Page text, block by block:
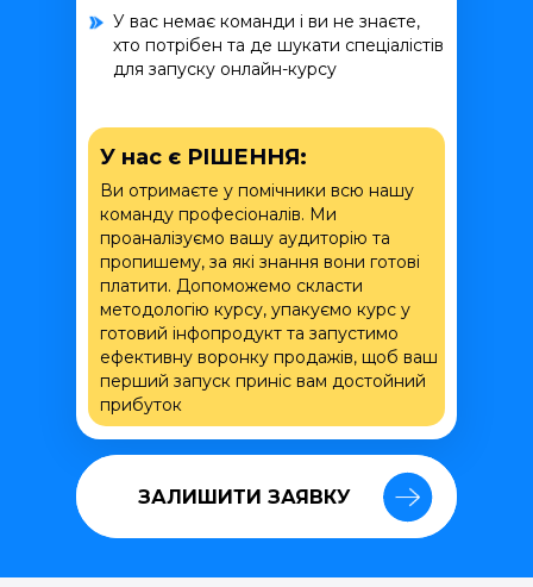
У нас є РІШЕННЯ:
Ви отримаєте у помічники всю нашу
команду професіоналів. Ми
проаналізуємо вашу аудиторію та
пропишему, за які знання вони готові
платити. Допоможемо скласти
методологію курсу, упакуємо курс у
готовий інфопродукт та запустимо
ефективну воронку продажів, щоб ваш
перший запуск приніс вам достойний
прибуток
У вас немає команди і ви не знаєте,
хто потрібен та де шукати спеціалістів
для запуску онлайн-курсу
ЗАЛИШИТИ ЗАЯВКУ
ЗАЛИШИТИ ЗАЯВКУ